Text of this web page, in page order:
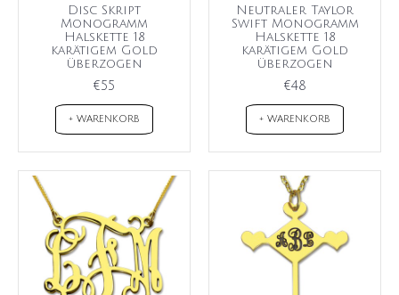
Disc Skript
Monogramm
Halskette 18
karätigem Gold
überzogen
€55
+ WARENKORB
Neutraler Taylor
Swift Monogramm
Halskette 18
karätigem Gold
überzogen
€48
+ WARENKORB